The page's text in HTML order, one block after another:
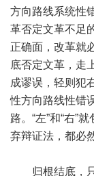
方向路线系统性
革否定文革不足
正确面，改革就
底否定文革，走
成谬误，轻则犯
性方向路线性错
路。“左”和“右”
弃辩证法，都必
归根结底，只